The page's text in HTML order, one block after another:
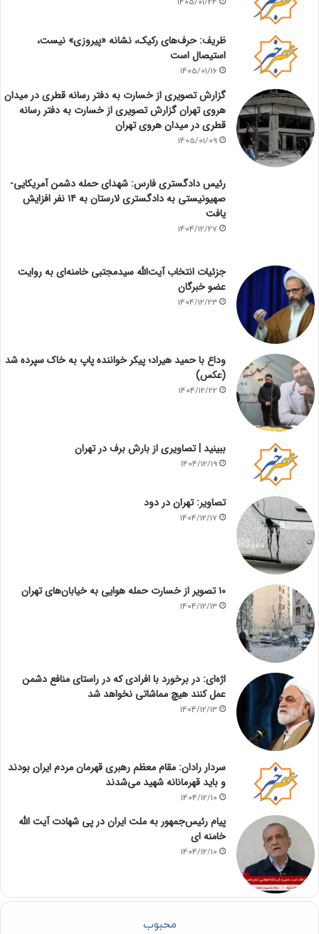
ظریف: حرف‌های رکیک، نشانه «پیروزی» نیست،
استیصال است
1405/01/16
گزارش تصویری از خسارت به دفتر رسانه قطری در میدان
هروی تهران گزارش تصویری از خسارت به دفتر رسانه
قطری در میدان هروی تهران
1405/01/09
رئیس دادگستری فارس: شهدای حمله دشمن آمریکایی-
صهیونیستی به دادگستری لارستان به ۱۴ نفر افزایش
یافت
1404/12/27
جزئیات انتخاب آیت‌الله سیدمجتبی خامنه‌ای به روایت
عضو خبرگان
1404/12/23
وداع با حمید هیراد؛ پیکر خواننده پاپ به خاک سپرده شد
(عکس)
1404/12/22
ببینید | تصاویری از بارش برف در تهران
1404/12/19
تصاویر: تهران در دود
1404/12/17
۱۰ تصویر از خسارت حمله هوایی به خیابان‌های تهران
1404/12/13
اژه‌ای: در برخورد با افرادی که در راستای منافع دشمن
عمل کنند هیچ مماشاتی نخواهد شد
1404/12/13
سردار رادان: مقام معظم رهبری قهرمان مردم ایران بودند
و باید قهرمانانه شهید می‌شدند
1404/12/10
پیام رئیس‌جمهور به ملت ایران در پی شهادت آیت الله
خامنه ای
1404/12/10
محبوب